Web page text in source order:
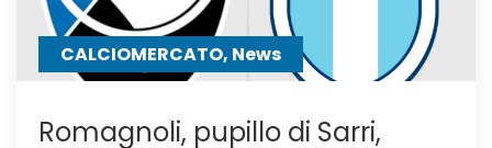
passo
CALCIOMERCATO, News
Romagnoli, pupillo di Sarri,